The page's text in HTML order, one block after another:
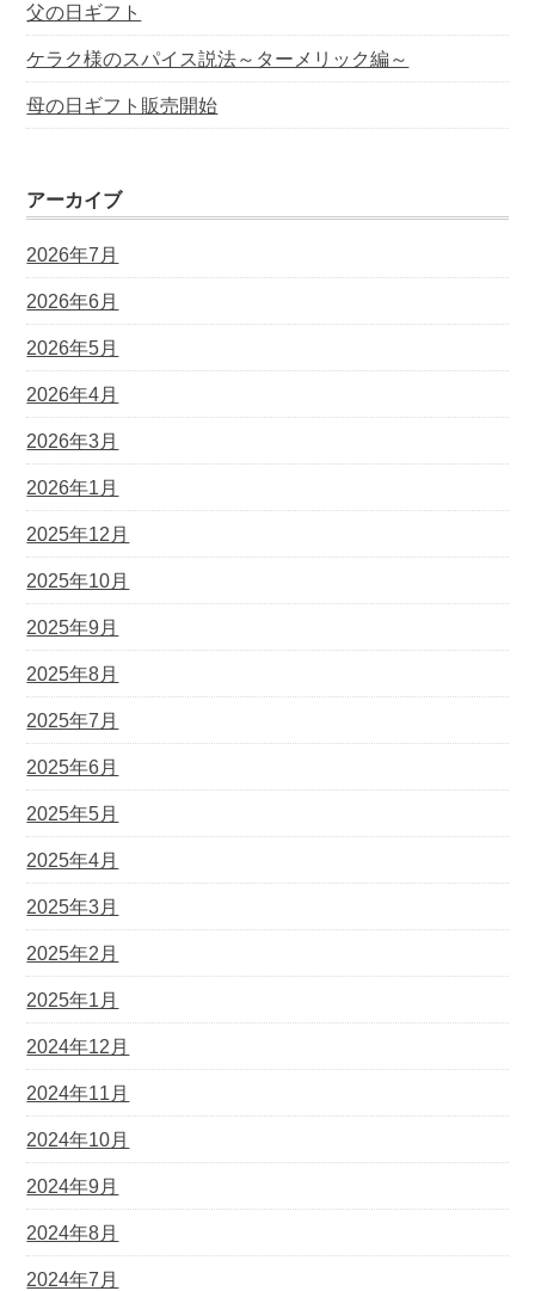
父の日ギフト
ケラク様のスパイス説法～ターメリック編～
母の日ギフト販売開始
アーカイブ
2026年7月
2026年6月
2026年5月
2026年4月
2026年3月
2026年1月
2025年12月
2025年10月
2025年9月
2025年8月
2025年7月
2025年6月
2025年5月
2025年4月
2025年3月
2025年2月
2025年1月
2024年12月
2024年11月
2024年10月
2024年9月
2024年8月
2024年7月